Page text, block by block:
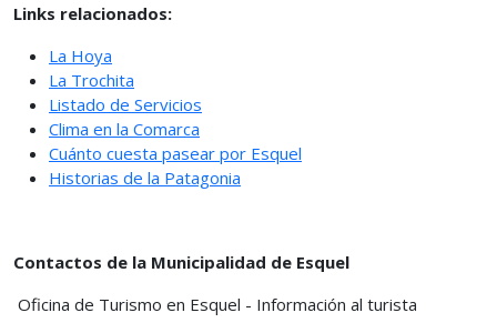
Links relacionados:
La Hoya
La Trochita
Listado de Servicios
Clima en la Comarca
Cuánto cuesta pasear por Esquel
Historias de la Patagonia
Contactos de la Municipalidad de Esquel
Oficina de Turismo en Esquel - Información al turista